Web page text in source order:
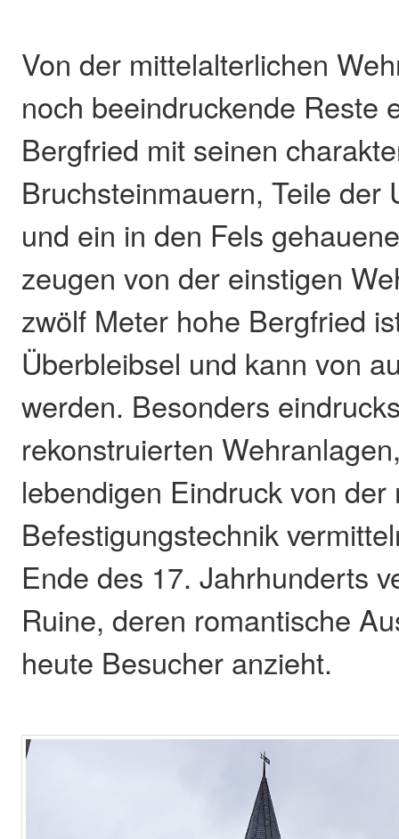
Von der mittelalterlichen
noch beeindruckende Reste
Bergfried mit seinen
Bruchsteinmauern, Teile der
und ein in den Fels
zeugen von der einstigen
zwölf Meter hohe Bergfried
Überbleibsel und kann von
werden. Besonders
rekonstruierten
lebendigen Eindruck von
Befestigungstechnik
Ende des 17. Jahrhunderts
Ruine, deren romantische
heute Besucher anzieht.